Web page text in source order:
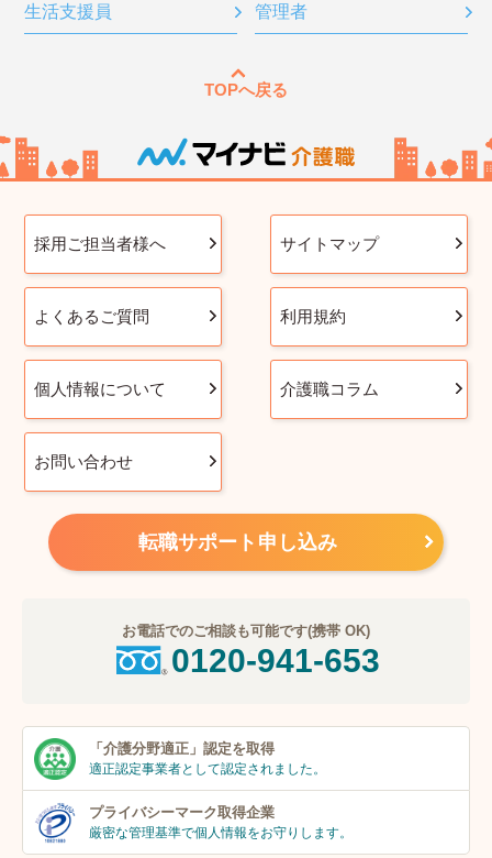
生活支援員 管理者
TOPへ戻る
採用ご担当者様へ サイトマップ
よくあるご質問 利用規約
個人情報について 介護職コラム
お問い合わせ
転職サポート申し込み
お電話でのご相談も可能です(携帯 OK)
0120-941-653
「介護分野適正」 認定を取得
適正認定事業者として認定されました。
プライバシーマーク取得企業
厳密な管理基準で個人情報をお守りします。